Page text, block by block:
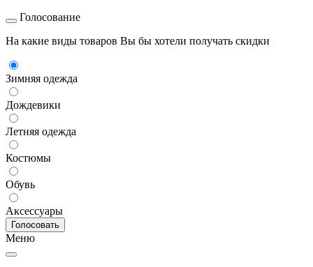
Голосование
На какие виды товаров Вы бы хотели получать скидки
Зимняя одежда
Дождевики
Летняя одежда
Костюмы
Обувь
Аксессуары
Меню